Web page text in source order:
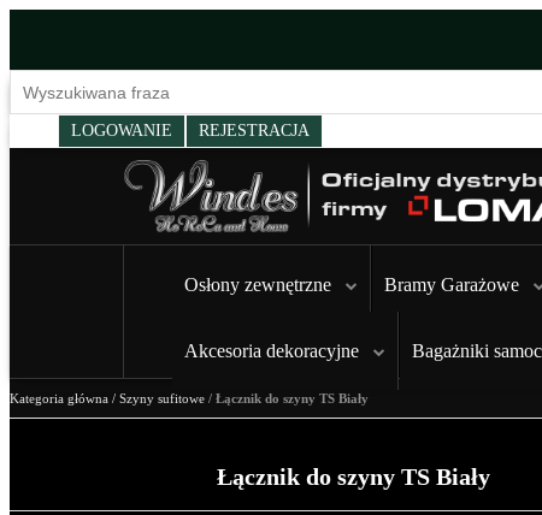
LOGOWANIE REJESTRACJA
Osłony zewnętrzne Bramy Garażowe
Akcesoria dekoracyjne Bagażniki
Kategoria główna / Szyny sufitowe / Łącznik do szyny TS Biały
Łącznik do szyny TS Biały